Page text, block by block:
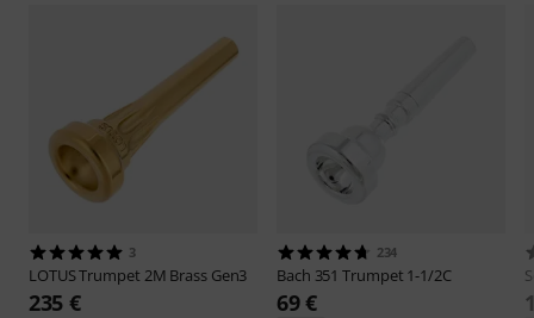
3
LOTUSTrumpet 2M Brass Gen3
235 €
234
Bach 351 Trumpet 1-1/2C
69 €